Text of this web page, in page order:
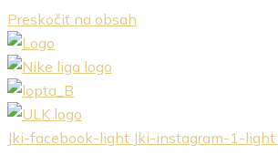
Preskočiť na obsah
Jki-facebook-light Jki-instagram-1-light